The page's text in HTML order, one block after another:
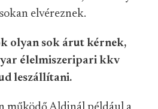
elvéreznek.
olyan sok árut kérnek,
élelmiszeripari kkv
leszállítani.